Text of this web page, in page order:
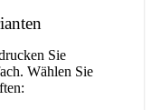
Sie
Wählen Sie